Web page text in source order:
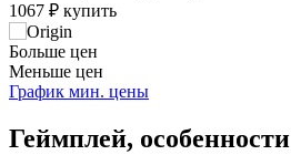
1067 ₽ купить
нет в наличии
нет в наличии
Больше цен
Меньше цен
600
График мин. цены
Геймплей, особенности